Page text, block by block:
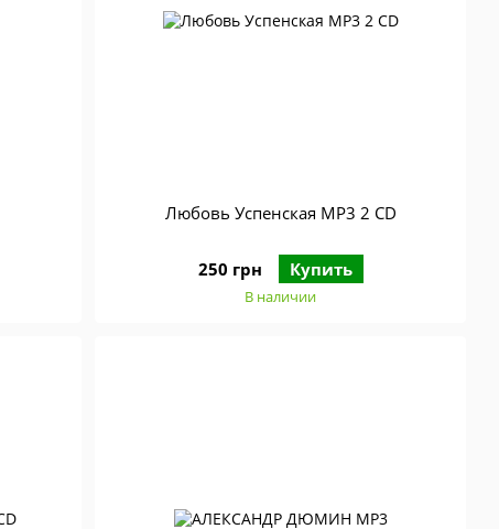
Любовь Успенская MP3 2 CD
250 грн Купить
В наличии